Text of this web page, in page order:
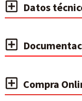
Datos
Compra